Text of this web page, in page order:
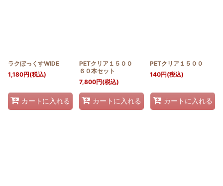
ラクぼっくすWIDE
1,180円(税込)
カートに入れる
PETクリア１５００
６０本セット
7,800円(税込)
カートに入れる
PETクリア１５００
140円(税込)
カートに入れる